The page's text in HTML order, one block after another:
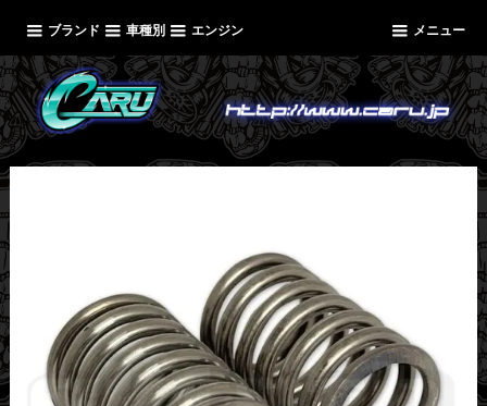
ブランド 車種別 エンジン メニュー